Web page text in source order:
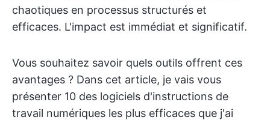
chaotiques en processus structurés et
efficaces. L'impact est immédiat et significatif.
Vous souhaitez savoir quels outils offrent ces
avantages ? Dans cet article, je vais vous
présenter 10 des logiciels d'instructions de
travail numériques les plus efficaces que j'ai